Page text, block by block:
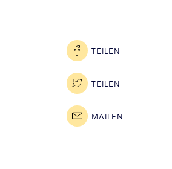
TEILEN
TEILEN
MAILEN